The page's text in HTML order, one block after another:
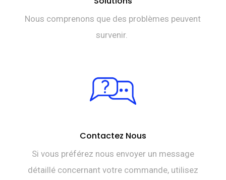
Nous comprenons que des problèmes peuvent
survenir.
Contactez Nous
Si vous préférez nous envoyer un message
détaillé concernant votre commande, utilisez